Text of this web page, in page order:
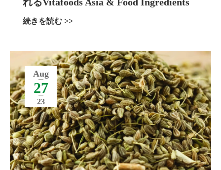
Asiaに参加します。
続きを読む >>
Aug
27
23